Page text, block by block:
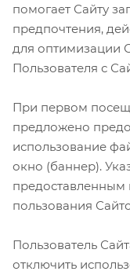
помогает Сайту
предпочтения,
для оптимизации
Пользователя с
При первом
предложено
использование
окно (баннер).
предоставленным
пользования
Пользователь
отключить